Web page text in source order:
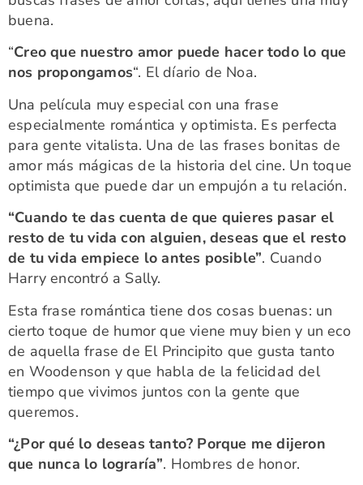
buena.
“Creo que nuestro amor puede hacer todo lo que
nos propongamos“. El díario de Noa.
Una película muy especial con una frase
especialmente romántica y optimista. Es perfecta
para gente vitalista. Una de las frases bonitas de
amor más mágicas de la historia del cine. Un toque
optimista que puede dar un empujón a tu relación.
“Cuando te das cuenta de que quieres pasar el
resto de tu vida con alguien, deseas que el resto
de tu vida empiece lo antes posible”. Cuando
Harry encontró a Sally.
Esta frase romántica tiene dos cosas buenas: un
cierto toque de humor que viene muy bien y un eco
de aquella frase de El Principito que gusta tanto
en Woodenson y que habla de la felicidad del
tiempo que vivimos juntos con la gente que
queremos.
“¿Por qué lo deseas tanto? Porque me dijeron
que nunca lo lograría”. Hombres de honor.